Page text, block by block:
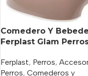
Comedero Y
Ferplast Glam
Ferplast, Perros,
Perros, Comederos y